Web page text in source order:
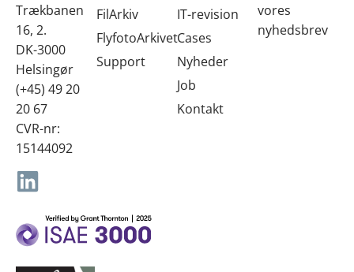
Trækbanen
16, 2.
DK-3000
Helsingør
(+45) 49 20
20 67
CVR-nr:
15144092
FilArkiv
FlyfotoArkivet
Support
IT-revision
Cases
Nyheder
Job
Kontakt
vores
nyhedsbrev